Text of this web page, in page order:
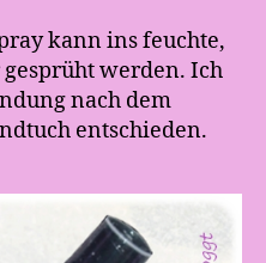
kann ins feuchte,
werden. Ich
nach dem
entschieden.